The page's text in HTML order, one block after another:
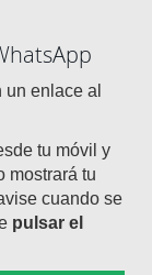
un enlace al
tu móvil y
mostrará tu
cuando se
pulsar el